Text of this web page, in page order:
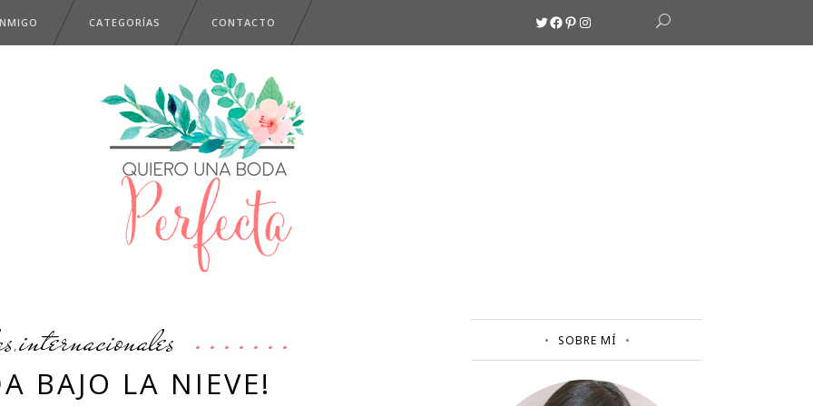
CATEGORÍAS CONTACTO Twitter
Facebook
Pinterest
Instagram
,internacionales
BAJO LA NIEVE!
SOBRE MÍ